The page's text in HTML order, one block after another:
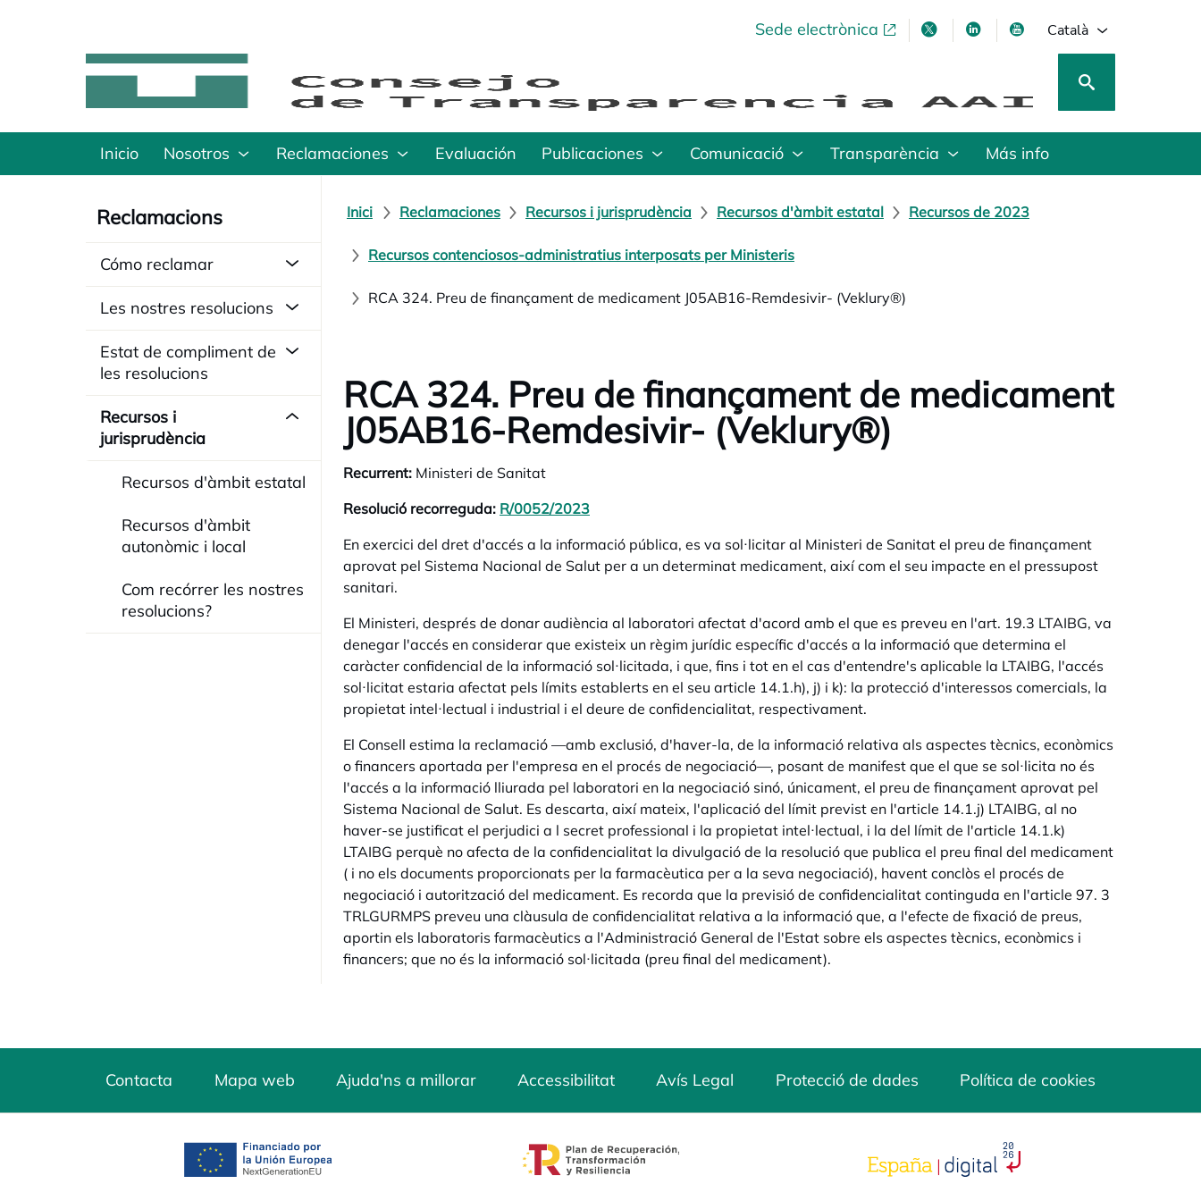
Sede electrònicaopens in a new tabopens in a new tab
opens in a new tab
opens in a new tab
Català
Inicio Nosotros Reclamaciones Evaluación Publicaciones Comunicació Transparència Más info
Reclamacions
Cómo reclamar
Les nostres resolucions
Estat de compliment de
les resolucions
Recursos i
jurisprudència
Recursos d'àmbit estatal
Recursos d'àmbit
autonòmic i local
Com recórrer les nostres
resolucions?
Inici Reclamaciones Recursos i jurisprudència Recursos d'àmbit estatal Recursos de 2023
Recursos contenciosos-administratius interposats per Ministeris
RCA 324. Preu de finançament de medicament J05AB16-Remdesivir- (Veklury®)
RCA 324. Preu de finançament de medicament
J05AB16-Remdesivir- (Veklury®)
Recurrent: Ministeri de Sanitat
Resolució recorreguda: R/0052/2023
En exercici del dret d'accés a la informació pública, es va sol·licitar al Ministeri de Sanitat el preu de finançament
aprovat pel Sistema Nacional de Salut per a un determinat medicament, així com el seu impacte en el pressupost
sanitari.
El Ministeri, després de donar audiència al laboratori afectat d'acord amb el que es preveu en l'art. 19.3 LTAIBG, va
denegar l'accés en considerar que existeix un règim jurídic específic d'accés a la informació que determina el
caràcter confidencial de la informació sol·licitada, i que, fins i tot en el cas d'entendre's aplicable la LTAIBG, l'accés
sol·licitat estaria afectat pels límits establerts en el seu article 14.1.h), j) i k): la protecció d'interessos comercials, la
propietat intel·lectual i industrial i el deure de confidencialitat, respectivament.
El Consell estima la reclamació —amb exclusió, d'haver-la, de la informació relativa als aspectes tècnics, econòmics
o financers aportada per l'empresa en el procés de negociació—, posant de manifest que el que se sol·licita no és
l'accés a la informació lliurada pel laboratori en la negociació sinó, únicament, el preu de finançament aprovat pel
Sistema Nacional de Salut. Es descarta, així mateix, l'aplicació del límit previst en l'article 14.1.j) LTAIBG, al no
haver-se justificat el perjudici a l secret professional i la propietat intel·lectual, i la del límit de l'article 14.1.k)
LTAIBG perquè no afecta de la confidencialitat la divulgació de la resolució que publica el preu final del medicament
( i no els documents proporcionats per la farmacèutica per a la seva negociació), havent conclòs el procés de
negociació i autorització del medicament. Es recorda que la previsió de confidencialitat continguda en l'article 97. 3
TRLGURMPS preveu una clàusula de confidencialitat relativa a la informació que, a l'efecte de fixació de preus,
aportin els laboratoris farmacèutics a l'Administració General de l'Estat sobre els aspectes tècnics, econòmics i
financers; que no és la informació sol·licitada (preu final del medicament).
Contacta Mapa web Ajuda'ns a millorar Accessibilitat Avís Legal Protecció de dades Política de cookies
opens in a new tab opens in a new tab opens in a new tab